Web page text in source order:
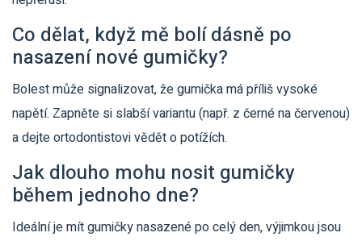
Co dělat, když mě bolí dásně po
nasazení nové gumičky?
Bolest může signalizovat, že gumička má příliš vysoké
napětí. Zapněte si slabší variantu (např. z černé na červenou)
a dejte ortodontistovi vědět o potížích.
Jak dlouho mohu nosit gumičky
během jednoho dne?
Ideální je mít gumičky nasazené po celý den, výjimkou jsou